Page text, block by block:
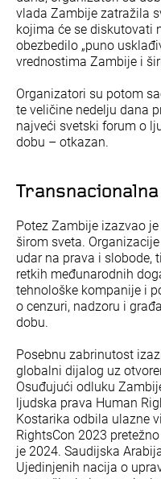
vlada Zambije zatražila
kojima će se diskutovati
obezbedilo „puno
vrednostima Zambije i
Organizatori su potom
te veličine nedelju dana
najveći svetski forum o
dobu – otkazan.
Potez Zambije izazvao
širom sveta.
udar na prava i slobode,
retkih međunarodnih
tehnološke kompanije i
o cenzuri, nadzoru i
dobu.
Posebnu zabrinutost
globalni dijalog uz
Osuđujući odluku
ljudska prava Human
Kostarika odbila ulazne
RightsCon 2023
je 2024. Saudijska
Ujedinjenih nacija o